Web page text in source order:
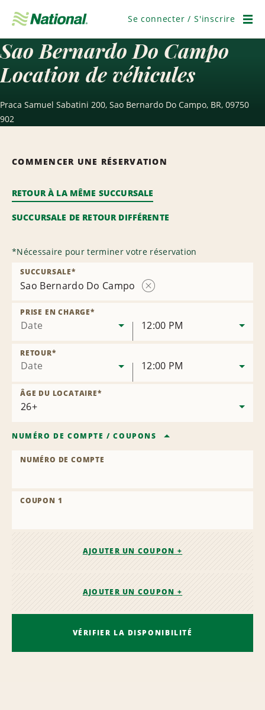
navigation
Se connecter / S'inscrire
Sao Bernardo Do Campo
Location de véhicules
Praca Samuel Sabatini 200, Sao Bernardo Do Campo, BR, 09750
902
COMMENCER UNE RÉSERVATION
RETOUR À LA MÊME SUCCURSALE
SUCCURSALE DE RETOUR DIFFÉRENTE
*Nécessaire pour terminer votre réservation
Sao Bernardo Do Campo
SUCCURSALE*
Date
PRISE EN CHARGE*
12:00 PM
Date
RETOUR*
12:00 PM
ÂGE DU LOCATAIRE*
NUMÉRO DE COMPTE /COUPONS
NUMÉRO DE COMPTE
COUPON 1
AJOUTER UN COUPON +
AJOUTER UN COUPON +
VÉRIFIER LA DISPONIBILITÉ